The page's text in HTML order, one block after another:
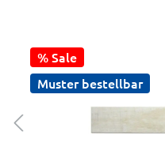
% Sale
Muster bestellbar